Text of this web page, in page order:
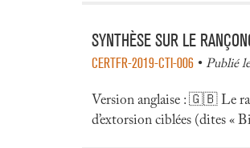
SYNTHÈSE SUR LE
CERTFR-2019-CTI-006 Publié
Version anglaise : 🇬🇧 Le
d’extorsion ciblées (dites «